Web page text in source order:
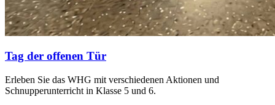
Tag der offenen Tür
Erleben Sie das WHG mit verschiedenen Aktionen und
Schnupperunterricht in Klasse 5 und 6.